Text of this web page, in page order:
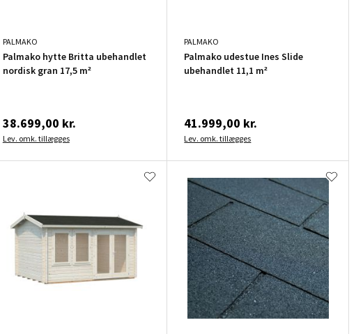
PALMAKO
Palmako hytte Britta ubehandlet
nordisk gran 17,5 m²
38.699,00 kr.
Lev. omk. tillægges
PALMAKO
Palmako udestue Ines Slide
ubehandlet 11,1 m²
41.999,00 kr.
Lev. omk. tillægges